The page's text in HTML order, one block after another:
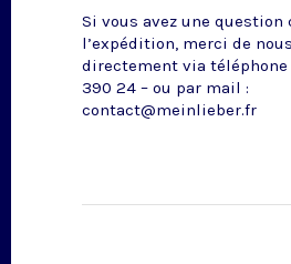
Si vous avez une question
l’expédition, merci de
directement via téléphone
390 24 – ou par mail :
contact@meinlieber.fr